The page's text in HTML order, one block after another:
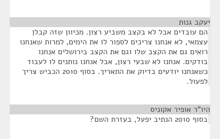
יעקב גנות
הם עובדים אבל לא בקצב משביע רצון. מכיוון שזה קבלן
עצמאי, לא אנחנו צריכים לספור לו את הימים, למרות שאנחנו
רואים גם את הקצב שלו וגם את הקצב בירושלים אנחנו
בודקים. אנחנו לא שבעי רצון, אבל אנחנו נותנים לו לעבוד
כשאנחנו יודעים בדיוק את התאריך. בסוף 2010 הכביש צריך
לפעול.
היו"ר אופיר אקוניס
בסוף 2010 הנתיב יפעל, בעזרת השם?